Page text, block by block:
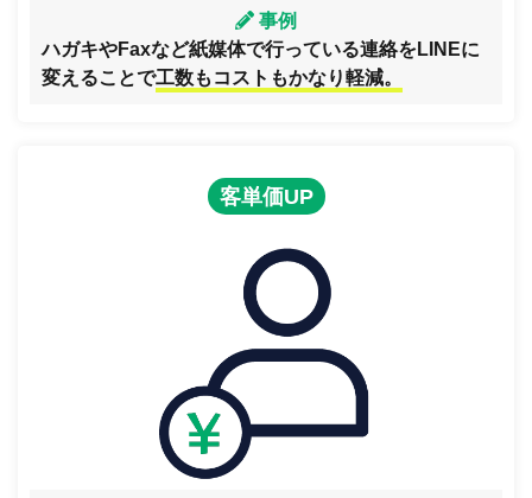
事例
ハガキやFaxなど紙媒体で行っている連絡をLINEに
変えることで工数もコストもかなり軽減。
客単価UP